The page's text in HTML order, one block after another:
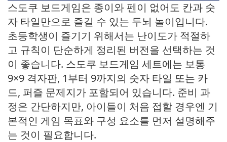
스도쿠 보드게임은 종이와 펜이 없어도 칸과 숫
자 타일만으로 즐길 수 있는 두뇌 놀이입니다.
초등학생이 즐기기 위해서는 난이도가 적절하
고 규칙이 단순하게 정리된 버전을 선택하는 것
이 좋습니다. 스도쿠 보드게임 세트에는 보통
9×9 격자판, 1부터 9까지의 숫자 타일 또는 카
드, 퍼즐 문제지가 포함되어 있습니다. 준비 과
정은 간단하지만, 아이들이 처음 접할 경우엔 기
본적인 게임 목표와 구성 요소를 먼저 설명해주
는 것이 필요합니다.